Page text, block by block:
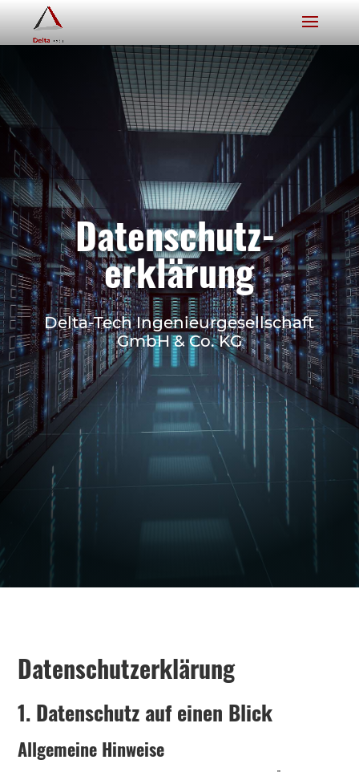
Datenschutz­
erklärung
Delta-Tech Ingenieurgesellschaft
GmbH & Co. KG
Datenschutz­erklärung
1. Datenschutz auf einen Blick
Allgemeine Hinweise